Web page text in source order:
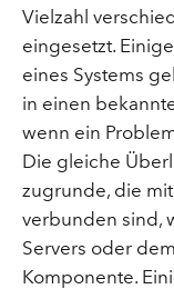
Vielzahl
eingesetzt.
eines Systems
in einen
wenn ein
Die gleiche
zugrunde, die
verbunden sind,
Servers oder
Komponente.